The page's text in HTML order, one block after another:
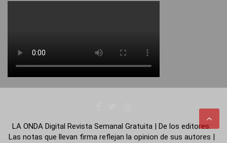
LA ONDA Digital Revista Semanal Gratuita | De los editores:
Las notas que llevan firma reflejan la opinion de sus autores |